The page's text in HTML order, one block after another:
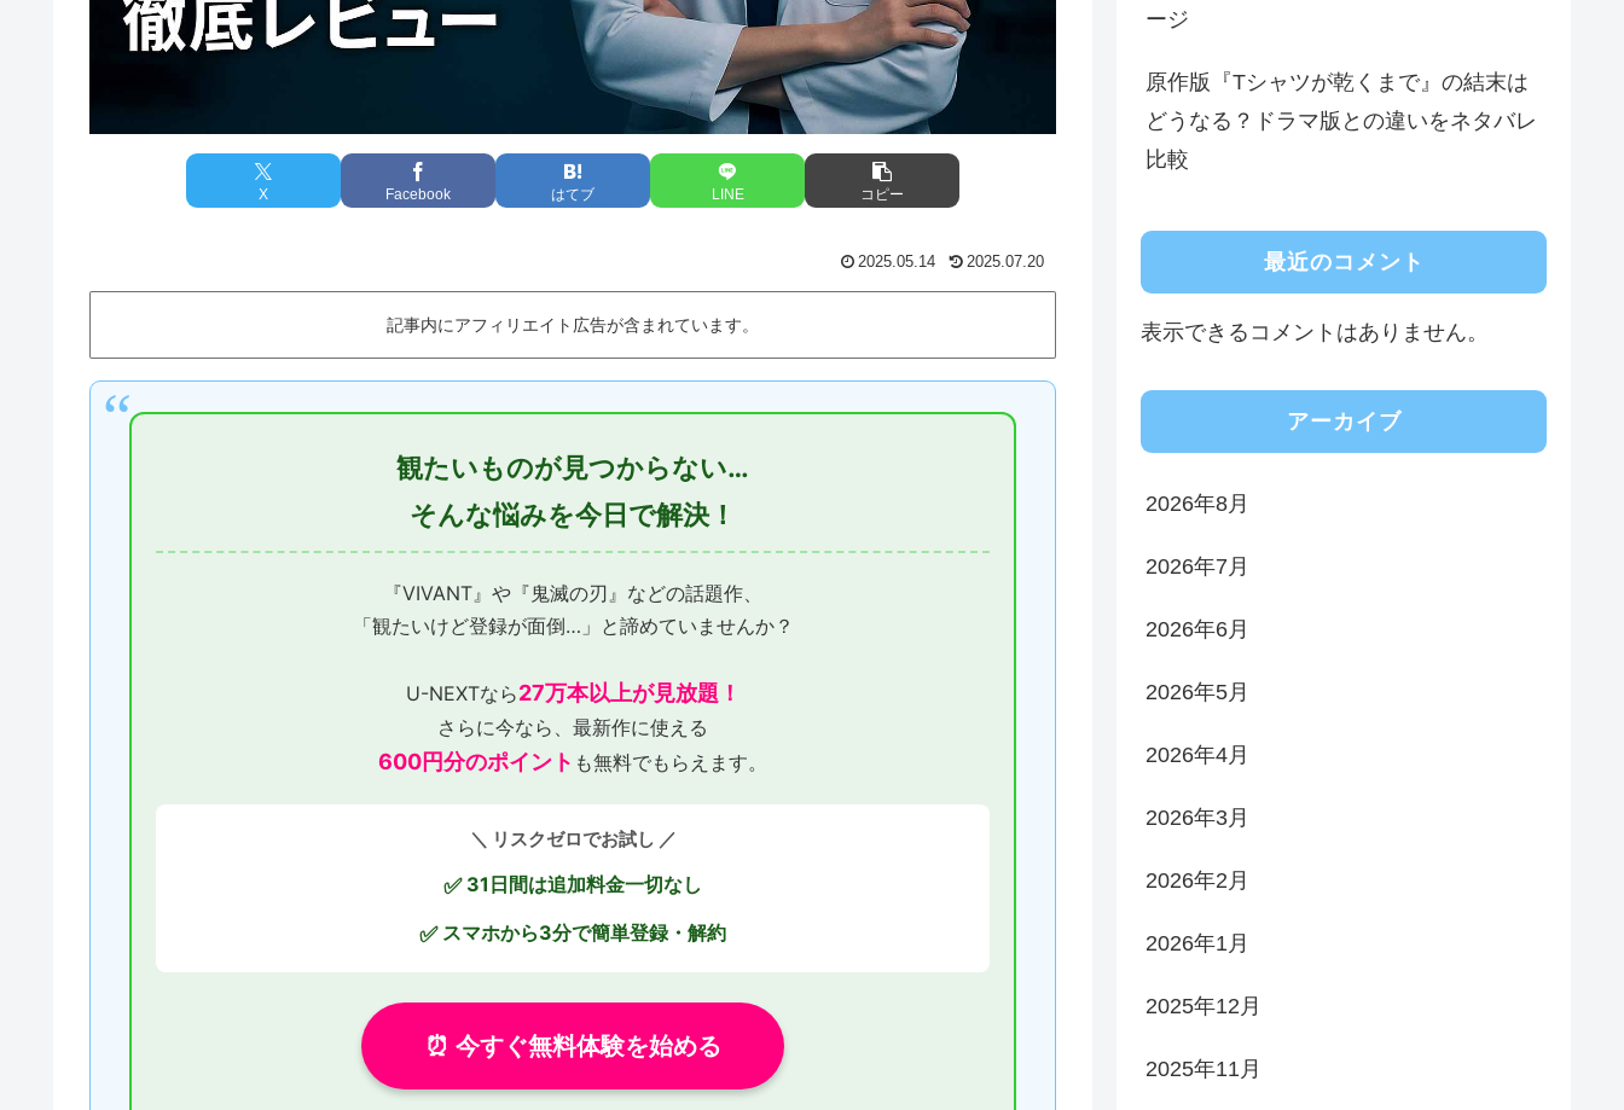
X Facebook はてブ LINE コピー
2025.05.14 2025.07.20
記事内にアフィリエイト広告が含まれています。
観たいものが見つからない…
そんな悩みを今日で解決！
『VIVANT』や『鬼滅の刃』などの話題作、
「観たいけど登録が面倒…」と諦めていませんか？
U-NEXTなら27万本以上が見放題！
さらに今なら、最新作に使える
600円分のポイント も無料でもらえます。
＼ リスクゼロでお試し ／
✅31日間は追加料金一切なし
✅スマホから3分で簡単登録・解約
⏰ 今すぐ無料体験を始める
ージ
原作版『Tシャツが乾くまで』の結末は
どうなる？ドラマ版との違いをネタバレ
比較
最近のコメント
表示できるコメントはありません。
アーカイブ
2026年8月
2026年7月
2026年6月
2026年5月
2026年4月
2026年3月
2026年2月
2026年1月
2025年12月
2025年11月